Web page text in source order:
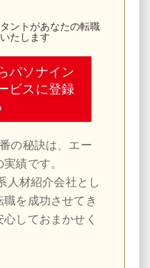
ントがあなたの転職
たします
パソナイン
ビスに登録
の秘訣は、エー
績です。
人材紹介会社とし
を成功させてき
しておまかせく